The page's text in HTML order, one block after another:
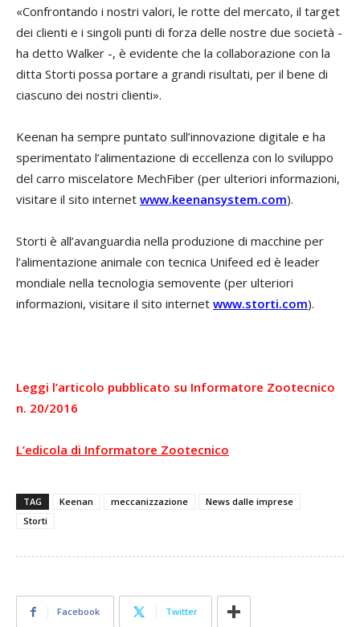
«Confrontando i nostri valori, le rotte del mercato, il target
dei clienti e i singoli punti di forza delle nostre due società -
ha detto Walker -, è evidente che la collaborazione con la
ditta Storti possa portare a grandi risultati, per il bene di
ciascuno dei nostri clienti».
Keenan ha sempre puntato sull’innovazione digitale e ha
sperimentato l’alimentazione di eccellenza con lo sviluppo
del carro miscelatore MechFiber (per ulteriori informazioni,
visitare il sito internet www.keenansystem.com).
Storti è all’avanguardia nella produzione di macchine per
l’alimentazione animale con tecnica Unifeed ed è leader
mondiale nella tecnologia semovente (per ulteriori
informazioni, visitare il sito internet www.storti.com).
Leggi l’articolo pubblicato su Informatore Zootecnico
n. 20/2016
L’edicola di Informatore Zootecnico
TAG Keenan meccanizzazione
News dalle imprese
Storti
Facebook Twitter